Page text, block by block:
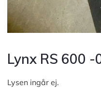
Lynx RS 600
Lysen ingår ej.